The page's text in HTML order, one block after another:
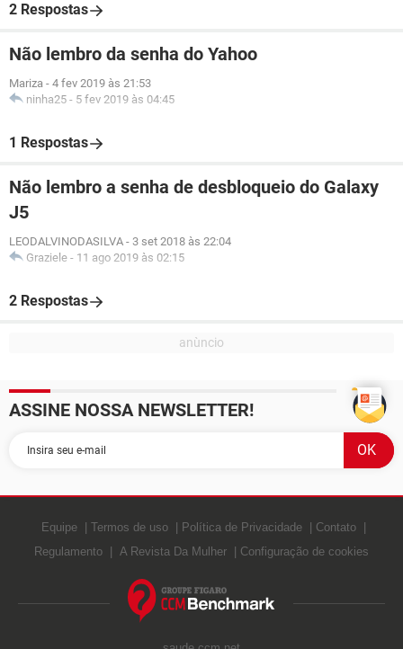
2 Respostas
Não lembro da senha do Yahoo
Mariza - 4 fev 2019 às 21:53
ninha25 - 5 fev 2019 às 04:45
1 Respostas
Não lembro a senha de desbloqueio do Galaxy
J5
LEODALVINODASILVA - 3 set 2018 às 22:04
Graziele - 11 ago 2019 às 02:15
2 Respostas
ASSINE NOSSA NEWSLETTER!
Equipe Termos de uso Política de Privacidade
Contato
Regulamento
A Revista Da Mulher Configuração de cookies